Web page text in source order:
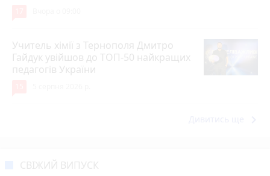
Учитель хімії з Тернополя Дмитро
Гайдук увійшов до ТОП-50 найкращих
педагогів України